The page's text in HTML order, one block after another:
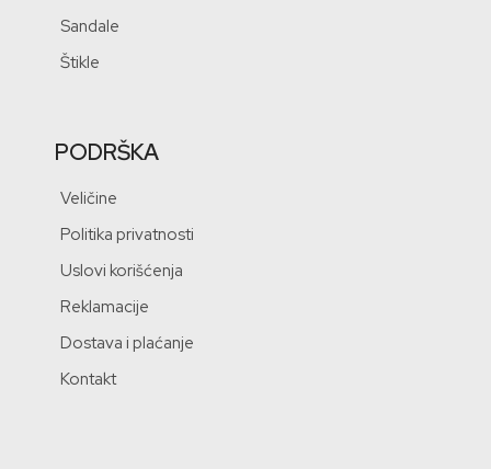
Sandale
Štikle
PODRŠKA
Veličine
Politika privatnosti
Uslovi korišćenja
Reklamacije
Dostava i plaćanje
Kontakt